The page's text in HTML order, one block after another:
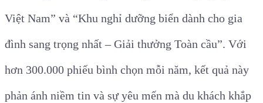
Việt Nam” và “Khu nghỉ dưỡng biển dành cho gia
đình sang trọng nhất – Giải thưởng Toàn cầu”. Với
hơn 300.000 phiếu bình chọn mỗi năm, kết quả này
phản ánh niềm tin và sự yêu mến mà du khách khắp